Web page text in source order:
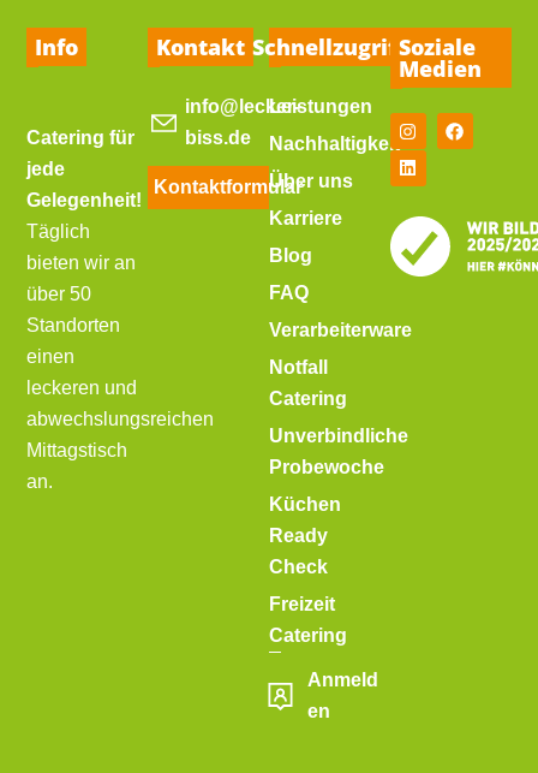
Info
Catering für
jede
Gelegenheit!
Täglich
bieten wir an
über 50
Standorten
einen
leckeren und
abwechslungsreichen
Mittagstisch
an.
Kontakt
info@lecker-
biss.de
Kontaktformular
Schnellzugriff
Leistungen
Nachhaltigkeit
Über uns
Karriere
Blog
FAQ
Verarbeiterware
Notfall
Catering
Unverbindliche
Probewoche
Küchen
Ready
Check
Freizeit
Catering
Anmeld
en
Soziale
Medien